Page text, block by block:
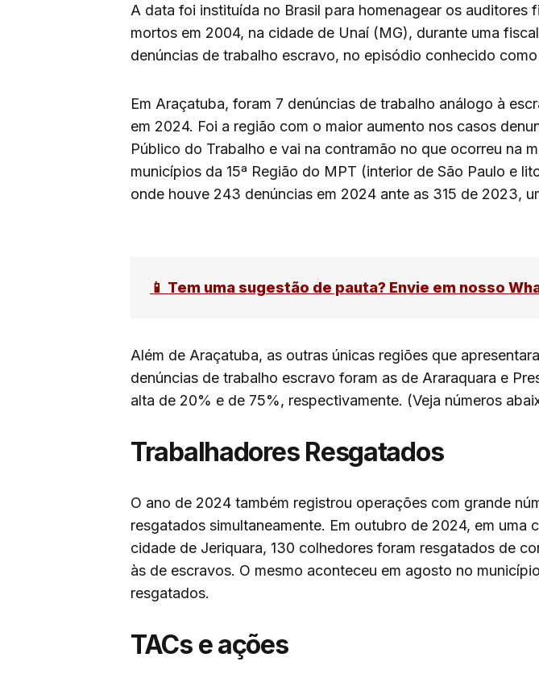
A data foi instituída no Brasil para homenagear os auditores
mortos em 2004, na cidade de Unaí (MG), durante uma
denúncias de trabalho escravo, no episódio conhecido como
Em Araçatuba, foram 7 denúncias de trabalho análogo à
em 2024. Foi a região com o maior aumento nos casos
Público do Trabalho e vai na contramão no que ocorreu na
municípios da 15ª Região do MPT (interior de São Paulo e
onde houve 243 denúncias em 2024 ante as 315 de 2023,
📱 Tem uma sugestão de pauta? Envie em nosso
Além de Araçatuba, as outras únicas regiões que
denúncias de trabalho escravo foram as de Araraquara e
alta de 20% e de 75%, respectivamente. (Veja números
Trabalhadores Resgatados
O ano de 2024 também registrou operações com grande
resgatados simultaneamente. Em outubro de 2024, em uma
cidade de Jeriquara, 130 colhedores foram resgatados de
às de escravos. O mesmo aconteceu em agosto no
resgatados.
TACs e ações